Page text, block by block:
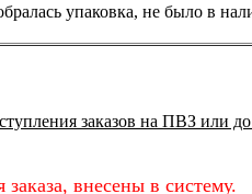
упаковка, не было в
заказов на ПВЗ или
внесены в систему.